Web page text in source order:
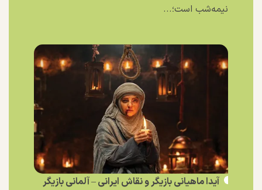
نیمه‌شب است؛...
آیدا ماهیانی بازیگر و نقاش ایرانی – آلمانی بازیگر